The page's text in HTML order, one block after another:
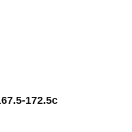
172.5c